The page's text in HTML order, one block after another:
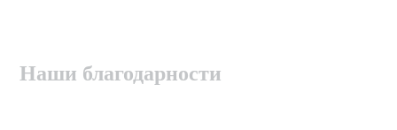
Наши благодарности